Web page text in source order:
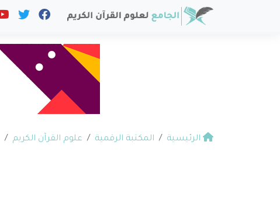
الرئيسية المكتبة الرقمية علوم القرآن الكريم